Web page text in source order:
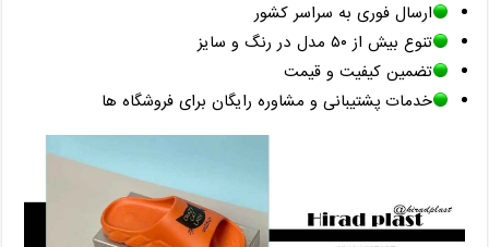
ارسال فوری به سراسر کشور
تنوع بیش از ۵۰ مدل در رنگ و سایز
تضمین کیفیت و قیمت
خدمات پشتیبانی و مشاوره رایگان برای فروشگاه‌ ها